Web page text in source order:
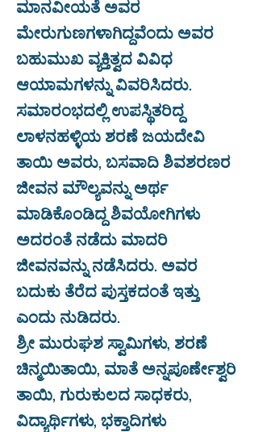
ಮಾನವೀಯತೆ ಅವರ
ಮೇರುಗುಣಗಳಾಗಿದ್ದವೆಂದು ಅವರ
ಬಹುಮುಖ ವ್ಯಕ್ತಿತ್ವದ ವಿವಿಧ
ಆಯಾಮಗಳನ್ನು ವಿವರಿಸಿದರು.
ಸಮಾರಂಭದಲ್ಲಿ ಉಪಸ್ಥಿತರಿದ್ದ
ಲಾಳನಹಳ್ಳಿಯ ಶರಣೆ ಜಯದೇವಿ
ತಾಯಿ ಅವರು, ಬಸವಾದಿ ಶಿವಶರಣರ
ಜೀವನ ಮೌಲ್ಯವನ್ನು ಅರ್ಥ
ಮಾಡಿಕೊಂಡಿದ್ದ ಶಿವಯೋಗಿಗಳು
ಅದರಂತೆ ನಡೆದು ಮಾದರಿ
ಜೀವನವನ್ನು ನಡೆಸಿದರು. ಅವರ
ಬದುಕು ತೆರೆದ ಪುಸ್ತಕದಂತೆ ಇತ್ತು
ಎಂದು ನುಡಿದರು.
ಶ್ರೀ ಮುರುಘಶ ಸ್ವಾಮಿಗಳು, ಶರಣೆ
ಚಿನ್ಮಯಿತಾಯಿ, ಮಾತೆ ಅನ್ನಪೂರ್ಣೇಶ್ವರಿ
ತಾಯಿ, ಗುರುಕುಲದ ಸಾಧಕರು,
ವಿದ್ಯಾರ್ಥಿಗಳು, ಭಕ್ತಾದಿಗಳು